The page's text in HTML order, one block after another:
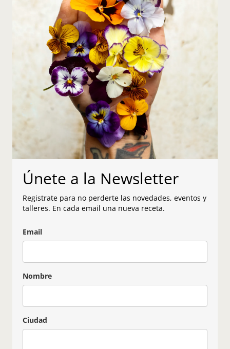
Únete a la Newsletter
Registrate para no perderte las novedades, eventos y
talleres. En cada email una nueva receta.
Email
Nombre
Ciudad